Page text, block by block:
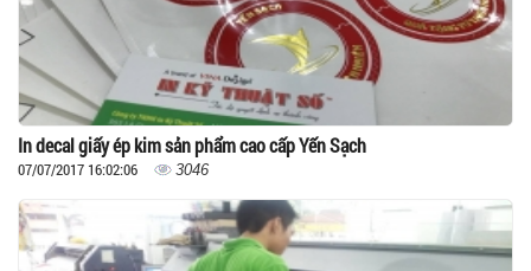
In decal giấy ép kim sản phẩm cao cấp Yến Sạch
07/07/2017 16:02:06 3046